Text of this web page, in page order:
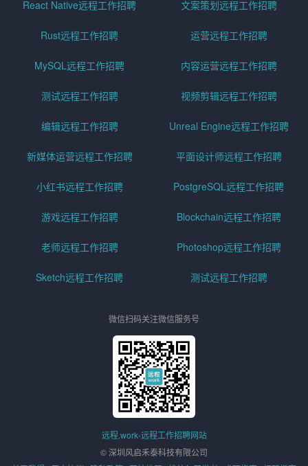
React Native远程工作招聘 文案策划远程工作招聘
Rust远程工作招聘 运营远程工作招聘
MySQL远程工作招聘 内容运营远程工作招聘
测试远程工作招聘 视频剪辑远程工作招聘
编辑远程工作招聘 Unreal Engine远程工作招聘
新媒体运营远程工作招聘 平面设计师远程工作招聘
小红书远程工作招聘 PostgreSQL远程工作招聘
游戏远程工作招聘 Blockchain远程工作招聘
老师远程工作招聘 Photoshop远程工作招聘
Sketch远程工作招聘 测试远程工作招聘
微信扫码关注微信服务号
远程.work-远程工作招聘网站
© 深圳风启禾泰科技有限公司